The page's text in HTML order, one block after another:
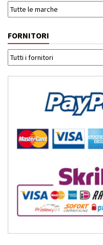
FORNITORI